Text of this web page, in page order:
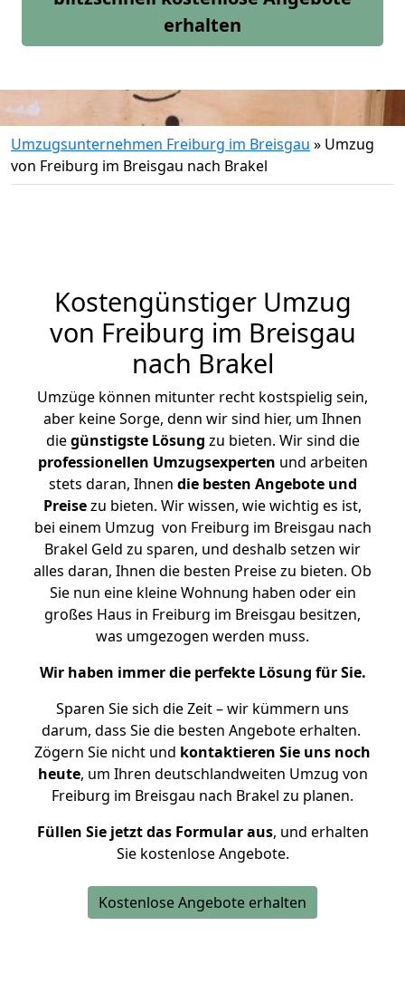
erhalten
Umzugsunternehmen Freiburg im Breisgau » Umzug
von Freiburg im Breisgau nach Brakel
Kostengünstiger Umzug
von Freiburg im Breisgau
nach Brakel
Umzüge können mitunter recht kostspielig sein,
aber keine Sorge, denn wir sind hier, um Ihnen
diegünstigste Lösung zu bieten. Wir sind die
professionellen Umzugsexperten und arbeiten
stets daran, Ihnen die besten Angebote und
Preisezu bieten. Wir wissen, wie wichtig es ist,
bei einem Umzug von Freiburg im Breisgau nach
Brakel Geld zu sparen, und deshalb setzen wir
alles daran, Ihnen die besten Preise zu bieten. Ob
Sie nun eine kleine Wohnung haben oder ein
großes Haus in Freiburg im Breisgau besitzen,
was umgezogen werden muss.
Wir haben immer die perfekte Lösung für Sie.
Sparen Sie sich die Zeit – wir kümmern uns
darum, dass Sie die besten Angebote erhalten.
Zögern Sie nicht und kontaktieren Sie uns noch
heute, um Ihren deutschlandweiten Umzug von
Freiburg im Breisgau nach Brakel zu planen.
Füllen Sie jetzt das Formular aus, und erhalten
Sie kostenlose Angebote.
Kostenlose Angebote erhalten